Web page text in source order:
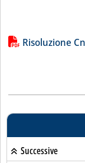
Lista allegati
Risoluzione
Successive